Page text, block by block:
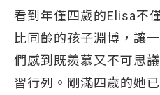
看到年僅四歲的Elisa不
比同齡的孩子淵博，讓
們感到既羨慕又不可思
習行列。剛滿四歲的她